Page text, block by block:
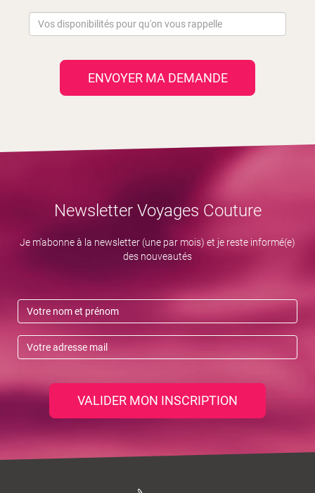
ENVOYER MA DEMANDE
Newsletter Voyages Couture
Je m’abonne à la newsletter (une par mois) et je reste informé(e)
des nouveautés
VALIDER MON INSCRIPTION